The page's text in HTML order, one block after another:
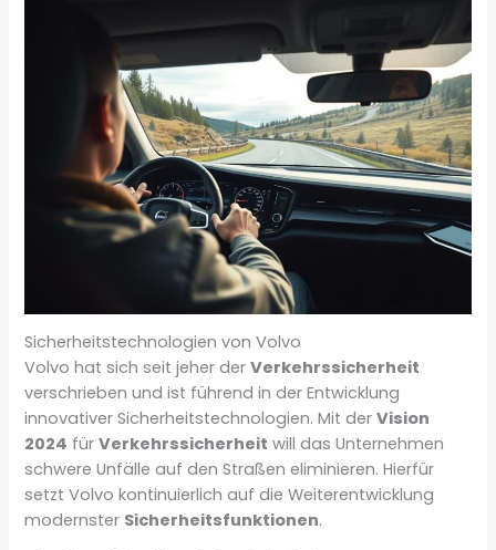
Sicherheitstechnologien von Volvo
Volvo hat sich seit jeher derVerkehrssicherheit
verschrieben und ist führend in der Entwicklung
innovativer Sicherheitstechnologien. Mit derVision
2024 fürVerkehrssicherheit will das Unternehmen
schwere Unfälle auf den Straßen eliminieren. Hierfür
setzt Volvo kontinuierlich auf die Weiterentwicklung
modernster Sicherheitsfunktionen.